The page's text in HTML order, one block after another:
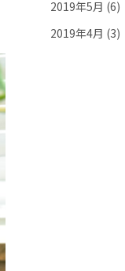
2019年5月 (6)
2019年4月 (3)